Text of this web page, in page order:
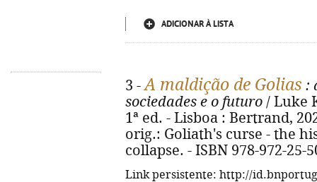
ADICIONAR À LISTA
3 -A maldição de Golias :
sociedades e o futuro / Luke
1ª ed. - Lisboa : Bertrand,
orig.: Goliath's curse - the
collapse. - ISBN 978-972-25-
Link persistente: http://